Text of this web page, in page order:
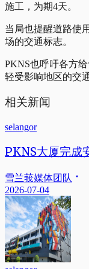
施工，为期4天。
当局也提醒道路使
场的交通标志。
PKNS也呼吁各方
轻受影响地区的交
相关新闻
selangor
PKNS大厦完成
雪兰莪媒体团队
2026-07-04